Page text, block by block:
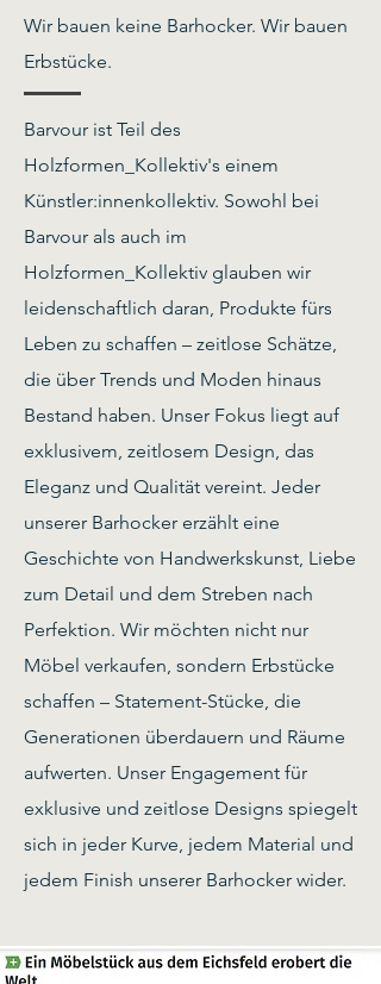
Wir bauen keine Barhocker. Wir bauen
Erbstücke.
Barvour ist Teil des
Holzformen_Kollektiv's einem
Künstler:innenkollektiv. Sowohl bei
Barvour als auch im
Holzformen_Kollektiv glauben wir
leidenschaftlich daran, Produkte fürs
Leben zu schaffen – zeitlose Schätze,
die über Trends und Moden hinaus
Bestand haben. Unser Fokus liegt auf
exklusivem, zeitlosem Design, das
Eleganz und Qualität vereint. Jeder
unserer Barhocker erzählt eine
Geschichte von Handwerkskunst, Liebe
zum Detail und dem Streben nach
Perfektion. Wir möchten nicht nur
Möbel verkaufen, sondern Erbstücke
schaffen – Statement-Stücke, die
Generationen überdauern und Räume
aufwerten. Unser Engagement für
exklusive und zeitlose Designs spiegelt
sich in jeder Kurve, jedem Material und
jedem Finish unserer Barhocker wider.